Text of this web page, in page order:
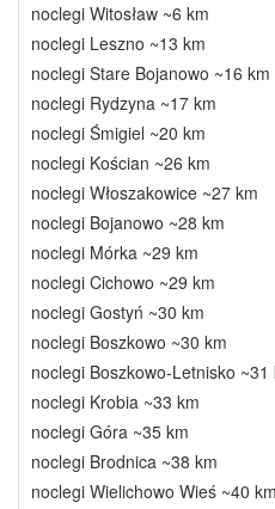
noclegi Witosław ~6 km
noclegi Leszno ~13 km
noclegi Stare Bojanowo ~16 km
noclegi Rydzyna ~17 km
noclegi Śmigiel ~20 km
noclegi Kościan ~26 km
noclegi Włoszakowice ~27 km
noclegi Bojanowo ~28 km
noclegi Mórka ~29 km
noclegi Cichowo ~29 km
noclegi Gostyń ~30 km
noclegi Boszkowo ~30 km
noclegi Boszkowo-Letnisko ~31
noclegi Krobia ~33 km
noclegi Góra ~35 km
noclegi Brodnica ~38 km
noclegi Wielichowo Wieś ~40 km